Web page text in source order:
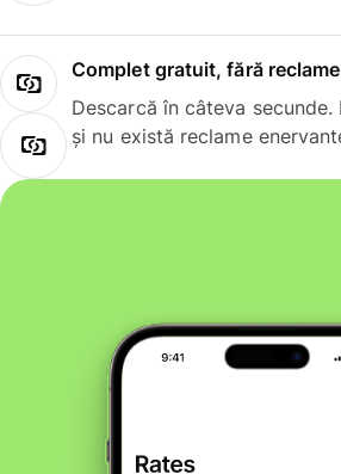
Complet gratuit, fără reclame
Descarcă în câteva
și nu există reclame